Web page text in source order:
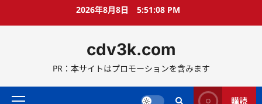
ス
2026年8月8日 5:51:09 PM
cdv3k.com
PR：本サイトはプロモーションを含みます
購読